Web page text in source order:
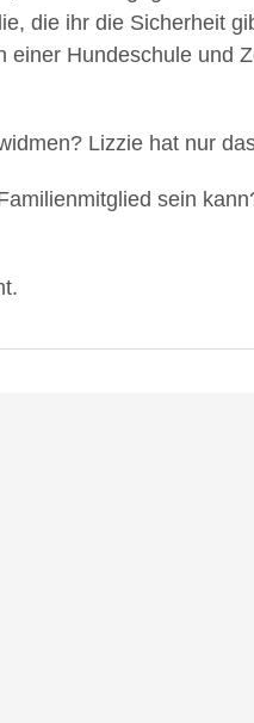
die ihr die Sicherheit
Hundeschule und
Lizzie hat nur
sein